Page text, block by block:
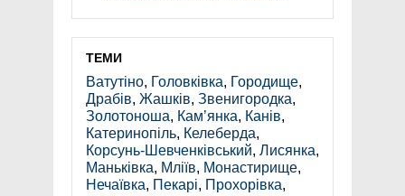
ТЕМИ
Ватутіно, Головківка, Городище,
Драбів, Жашків, Звенигородка,
Золотоноша, Кам’янка, Канів,
Катеринопіль, Келеберда,
Корсунь-Шевченківський, Лисянка,
Маньківка, Мліїв, Монастирище,
Нечаївка, Пекарі, Прохорівка,